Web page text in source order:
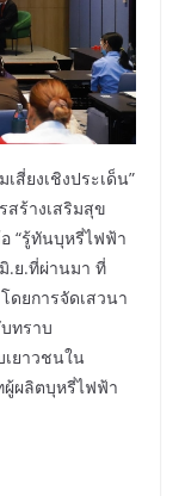
สี่ยงเชิงประเด็น”
ร้างเสริมสุข
“รู้ทันบุหรี่ไฟฟ้า
.ย.ที่ผ่านมา ที่
ดยการจัดเสวนา
ทราบ
ยาวชนใน
ผลิตบุหรี่ไฟฟ้า